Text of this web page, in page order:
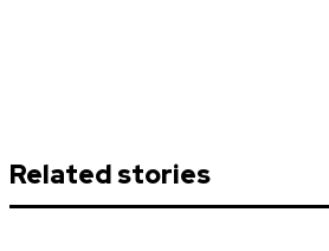
Related stories